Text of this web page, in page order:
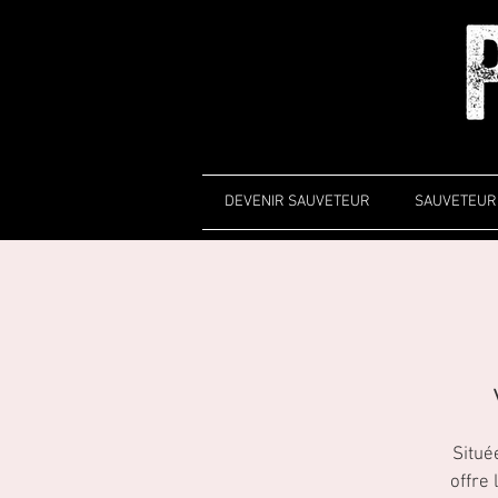
DEVENIR SAUVETEUR
offre